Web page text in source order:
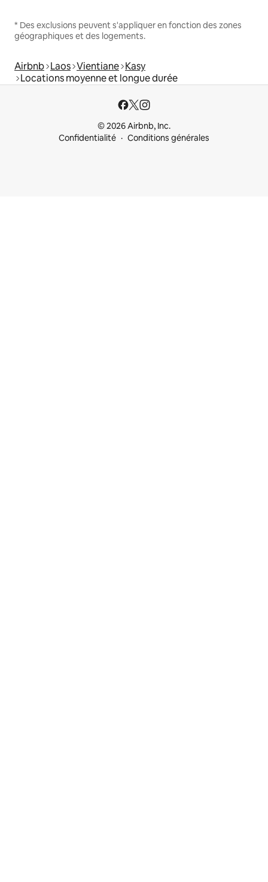
* Des exclusions peuvent s'appliquer en fonction des zones
géographiques et des logements.
Airbnb Laos Vientiane Kasy
Locations moyenne et longue durée
© 2026 Airbnb, Inc.
Confidentialité
Conditions générales